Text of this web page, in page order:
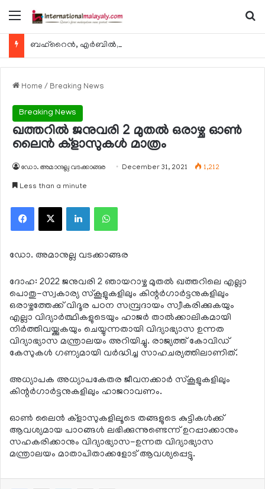
Menu
Home / Breaking News
Breaking News
ഖത്തറില്‍ ജനുവരി 2 മുതല്‍ ഒരാഴ്ച ഓണ്‍
ലൈന്‍ ക്‌ളാസുകള്‍ മാത്രം
ഡോ. അമാനുല്ല വടക്കാങ്ങര December 31, 2021 1,212
Less than a minute
Facebook
X LinkedInWhatsApp
ഡോ. അമാനുല്ല വടക്കാങ്ങര
ദോഹ: 2022 ജനുവരി 2 ഞായറാഴ്ച മുതല്‍ ഖത്തറിലെ എല്ലാ
പൊതു-സ്വകാര്യ സ്‌കൂളുകളിലും കിന്റര്‍ഗാര്‍ട്ടനുകളിലും
ഒരാഴ്ചത്തേക്ക് വിദൂര പഠന സമ്പ്രദായം സ്വീകരിക്കുകയും
എല്ലാ വിദ്യാര്‍ത്ഥികളുടെയും ഹാജര്‍ താല്‍ക്കാലികമായി
നിര്‍ത്തിവയ്ക്കുകയും ചെയ്യുന്നതായി വിദ്യാഭ്യാസ ഉന്നത
വിദ്യാഭ്യാസ മന്ത്രാലയം അറിയിച്ചു. രാജ്യത്ത് കോവിഡ്
കേസുകള്‍ ഗണ്യമായി വര്‍ദ്ധിച്ച സാഹചര്യത്തിലാണിത്.
അധ്യാപക അധ്യാപകേതര ജീവനക്കാര്‍ സ്‌കൂളുകളിലും
കിന്റര്‍ഗാര്‍ട്ടനുകളിലും ഹാജറാവണം.
ഓണ്‍ ലൈന്‍ ക്‌ളാസുകളിലൂടെ തങ്ങളുടെ കുട്ടികള്‍ക്ക്
ആവശ്യമായ പാഠങ്ങള്‍ ലഭിക്കുന്നുണ്ടെന്ന് ഉറപ്പാക്കാനും
സഹകരിക്കാനും വിദ്യാഭ്യാസ-ഉന്നത വിദ്യാഭ്യാസ
മന്ത്രാലയം മാതാപിതാക്കളോട് ആവശ്യപ്പെട്ടു.